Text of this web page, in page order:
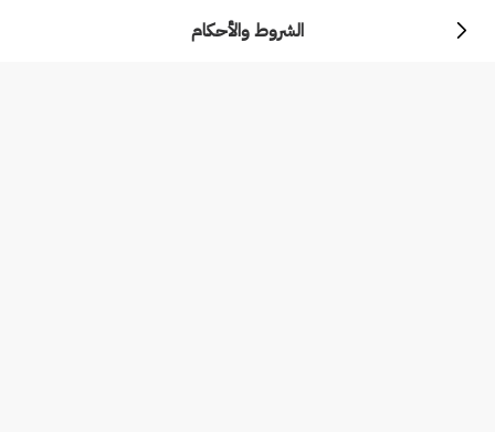
الشروط والأحكام